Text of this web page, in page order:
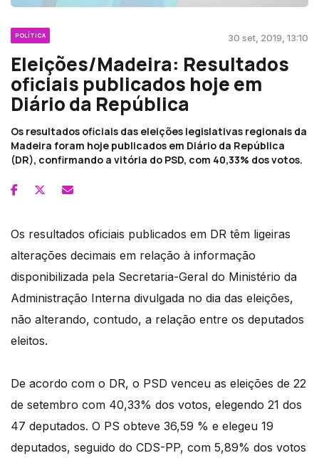
POLÍTICA 30 set, 2019, 13:10
Eleições/Madeira: Resultados
oficiais publicados hoje em
Diário da República
Os resultados oficiais das eleições legislativas regionais da
Madeira foram hoje publicados em Diário da República
(DR), confirmando a vitória do PSD, com 40,33% dos votos.
Os resultados oficiais publicados em DR têm ligeiras
alterações decimais em relação à informação
disponibilizada pela Secretaria-Geral do Ministério da
Administração Interna divulgada no dia das eleições,
não alterando, contudo, a relação entre os deputados
eleitos.
De acordo com o DR, o PSD venceu as eleições de 22
de setembro com 40,33% dos votos, elegendo 21 dos
47 deputados. O PS obteve 36,59 % e elegeu 19
deputados, seguido do CDS-PP, com 5,89% dos votos